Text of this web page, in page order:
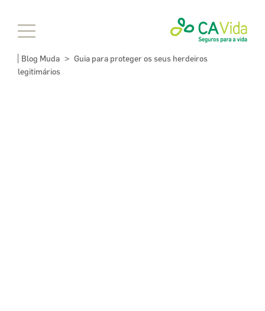
Blog Muda > Guia para proteger os seus herdeiros
legitimários